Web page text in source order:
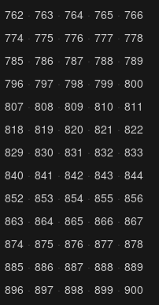
762 763 764 765
766
774 775 776 777
778
785 786 787 788
789
796 797 798 799
800
807 808 809 810
811
818 819 820 821
822
829 830 831 832
833
840 841 842 843
844
852 853 854 855
856
863 864 865 866
867
874 875 876 877
878
885 886 887 888
889
896 897 898 899
900